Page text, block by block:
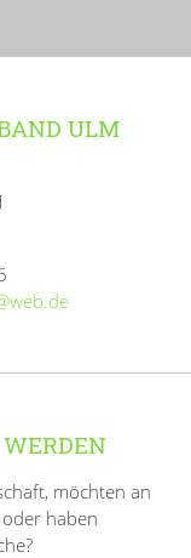
ULM
möchten an
haben